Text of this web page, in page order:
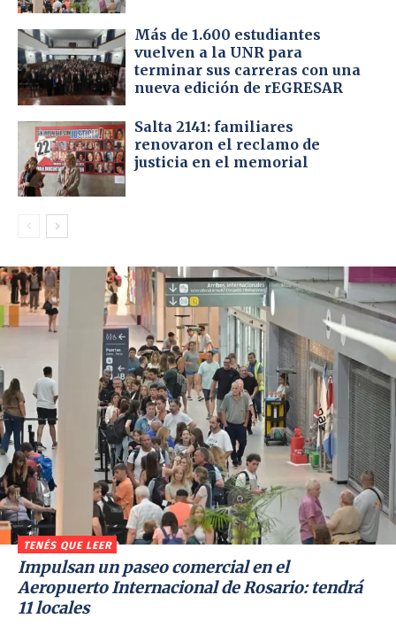
Más de 1.600 estudiantes
vuelven a la UNR para
terminar sus carreras con una
nueva edición de rEGRESAR
Salta 2141: familiares
renovaron el reclamo de
justicia en el memorial
TENÉS QUE LEER
Impulsan un paseo comercial en el
Aeropuerto Internacional de Rosario: tendrá
11 locales